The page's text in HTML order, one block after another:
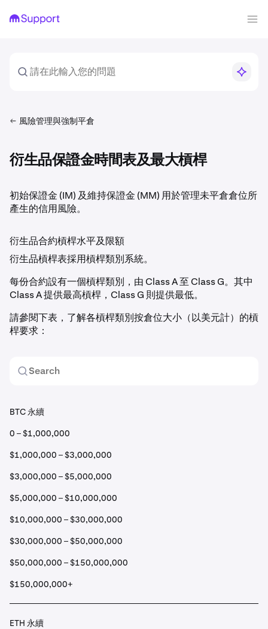
風險管理與強制平倉
衍生品保證金時間表及最大槓桿
初始保證金 (IM) 及維持保證金 (MM) 用於管理未平倉倉位所
產生的信用風險。
衍生品合約槓桿水平及限額
衍生品槓桿表採用槓桿類別系統。
每份合約設有一個槓桿類別，由 Class A 至 Class G。其中
Class A 提供最高槓桿，Class G 則提供最低。
請參閱下表，了解各槓桿類別按倉位大小（以美元計）的槓
桿要求：
BTC 永續
0 – $1,000,000
$1,000,000 – $3,000,000
$3,000,000 – $5,000,000
$5,000,000 – $10,000,000
$10,000,000 – $30,000,000
$30,000,000 – $50,000,000
$50,000,000 – $150,000,000
$150,000,000+
ETH 永續